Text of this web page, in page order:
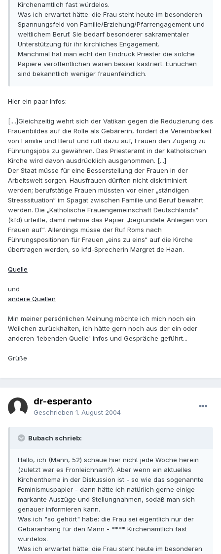
Kirchenamtlich fast würdelos.
Was ich erwartet hätte: die Frau steht heute im besonderen
Spannungsfeld von Familie/Erziehung/Pfarrengagement und
weltlichem Beruf. Sie bedarf besonderer sakramentaler
Unterstützung für ihr kirchliches Engagement.
Manchmal hat man echt den Eindruck Priester die solche
Papiere veröffentlichen wären besser kastriert. Eunuchen
sind bekanntlich weniger frauenfeindlich.
Hier ein paar Infos:
[....]Gleichzeitig wehrt sich der Vatikan gegen die Reduzierung des
Frauenbildes auf die Rolle als Gebärerin, fordert die Vereinbarkeit
von Familie und Beruf und ruft dazu auf, Frauen den Zugang zu
Führungsjobs zu gewähren. Das Priesteramt in der katholischen
Kirche wird davon ausdrücklich ausgenommen. [...]
Der Staat müsse für eine Besserstellung der Frauen in der
Arbeitswelt sorgen. Hausfrauen dürften nicht diskriminiert
werden; berufstätige Frauen müssten vor einer „ständigen
Stresssituation“ im Spagat zwischen Familie und Beruf bewahrt
werden. Die „Katholische Frauengemeinschaft Deutschlands“
(kfd) urteilte, damit nehme das Papier „begründete Anliegen von
Frauen auf“. Allerdings müsse der Ruf Roms nach
Führungspositionen für Frauen „eins zu eins“ auf die Kirche
übertragen werden, so kfd-Sprecherin Margret de Haan.
Quelle
und
andere Quellen
Min meiner persönlichen Meinung möchte ich mich noch ein
Weilchen zurückhalten, ich hätte gern noch aus der ein oder
anderen 'lebenden Quelle' infos und Gespräche geführt...
Grüße
dr-esperanto
Geschrieben 1. August 2004
Bubach schrieb:
Hallo, ich (Mann, 52) schaue hier nicht jede Woche herein
(zuletzt war es Fronleichnam?). Aber wenn ein aktuelles
Kirchenthema in der Diskussion ist - so wie das sogenannte
Feminismuspapier - dann hätte ich natürlich gerne einige
markante Auszüge und Stellungnahmen, sodaß man sich
genauer informieren kann.
Was ich "so gehört" habe: die Frau sei eigentlich nur der
Gebäranhang für den Mann - **** Kirchenamtlich fast
würdelos.
Was ich erwartet hätte: die Frau steht heute im besonderen